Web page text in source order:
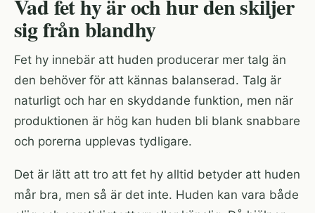
Vad fet hy är och hur den skiljer
sig från blandhy
Fet hy innebär att huden producerar mer talg än
den behöver för att kännas balanserad. Talg är
naturligt och har en skyddande funktion, men när
produktionen är hög kan huden bli blank snabbare
och porerna upplevas tydligare.
Det är lätt att tro att fet hy alltid betyder att huden
mår bra, men så är det inte. Huden kan vara både